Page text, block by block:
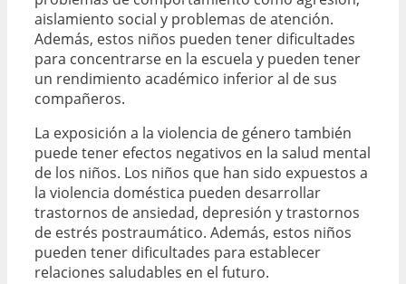
aislamiento social y problemas de atención.
Además, estos niños pueden tener dificultades
para concentrarse en la escuela y pueden tener
un rendimiento académico inferior al de sus
compañeros.
La exposición a la violencia de género también
puede tener efectos negativos en la salud mental
de los niños. Los niños que han sido expuestos a
la violencia doméstica pueden desarrollar
trastornos de ansiedad, depresión y trastornos
de estrés postraumático. Además, estos niños
pueden tener dificultades para establecer
relaciones saludables en el futuro.